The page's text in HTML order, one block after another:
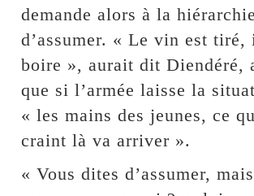
demande alors à la
d’assumer. « Le vin est
boire », aurait dit Diendéré,
que si l’armée laisse la
« les mains des jeunes, ce
craint là va arriver ».
« Vous dites d’assumer,